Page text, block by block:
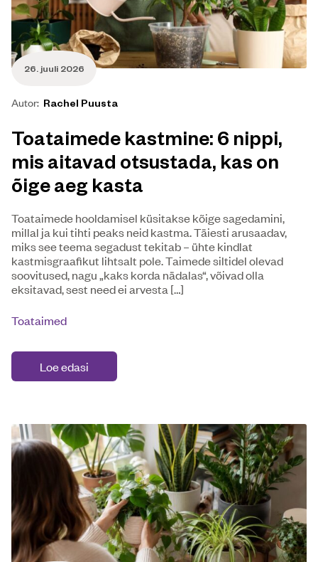
26. juuli 2026
Autor: Rachel Puusta
Toataimede kastmine: 6 nippi,
mis aitavad otsustada, kas on
õige aeg kasta
Toataimede hooldamisel küsitakse kõige sagedamini,
millal ja kui tihti peaks neid kastma. Täiesti arusaadav,
miks see teema segadust tekitab – ühte kindlat
kastmisgraafikut lihtsalt pole. Taimede siltidel olevad
soovitused, nagu „kaks korda nädalas“, võivad olla
eksitavad, sest need ei arvesta […]
Toataimed
Loe edasi